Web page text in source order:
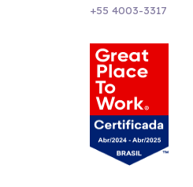
+55 4003-3317